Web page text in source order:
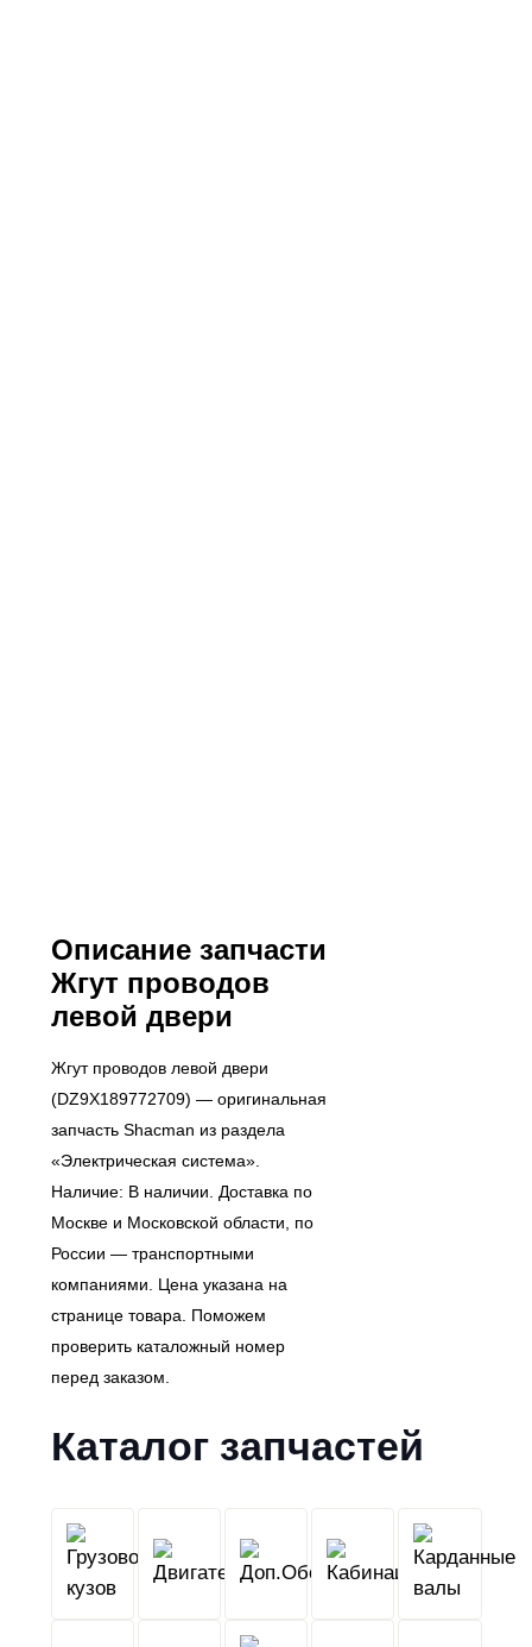
Описание запчасти
Жгут проводов
левой двери
Жгут проводов левой двери
(DZ9X189772709) — оригинальная
запчасть Shacman из раздела
«Электрическая система».
Наличие: В наличии. Доставка по
Москве и Московской области, по
России — транспортными
компаниями. Цена указана на
странице товара. Поможем
проверить каталожный номер
перед заказом.
Каталог запчастей
Грузовой
кузов
Двигатель Кабина